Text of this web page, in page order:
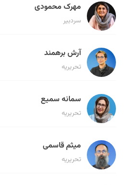
مهرک محمودی
سردبیر
آرش برهمند
تحریریه
سمانه سمیع
تحریریه
میثم قاسمی
تحریریه